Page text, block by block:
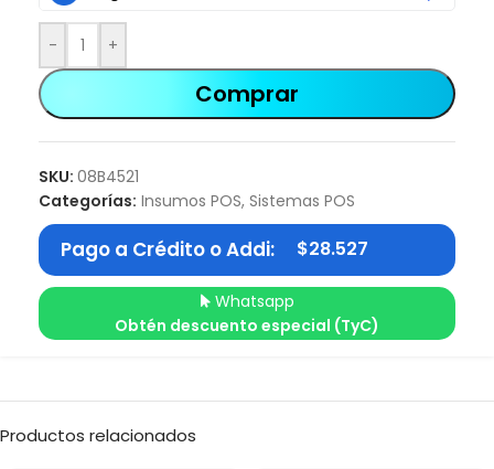
- +
Comprar
SKU: 08B4521
Categorías: Insumos POS, Sistemas POS
Pago a Crédito o Addi: $28.527
Whatsapp
Obtén descuento especial (TyC)
Productos relacionados